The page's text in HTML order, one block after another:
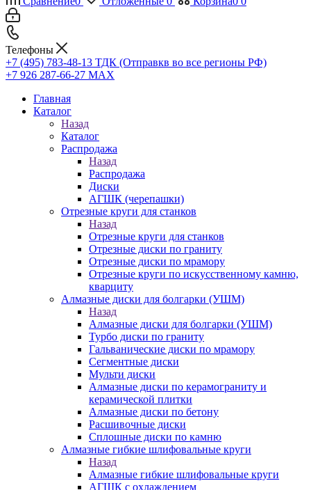
Телефоны
+7 (495) 783-48-13 ТДК (Отправкв во все регионы РФ)
+7 926 287-66-27 МАХ
Главная
Каталог
Назад
Каталог
Распродажа
Назад
Распродажа
Диски
АГШК (черепашки)
Отрезные круги для станков
Назад
Отрезные круги для станков
Отрезные диски по граниту
Отрезные диски по мрамору
Отрезные круги по искусственному камню,
кварциту
Алмазные диски для болгарки (УШМ)
Назад
Алмазные диски для болгарки (УШМ)
Турбо диски по граниту
Гальванические диски по мрамору
Сегментные диски
Мульти диски
Алмазные диски по керамограниту и
керамической плитки
Алмазные диски по бетону
Расшивочные диски
Сплошные диски по камню
Алмазные гибкие шлифовальные круги
Назад
Алмазные гибкие шлифовальные круги
АГШК с охлаждением